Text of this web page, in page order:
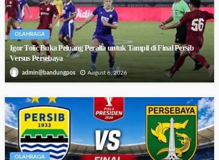
OLAHRAGA
Igor Tolic Buka Peluang Peralta untuk Tampil di Final Persib
Versus Persebaya
admin@bandungpos August 6, 2026
OLAHRAGA